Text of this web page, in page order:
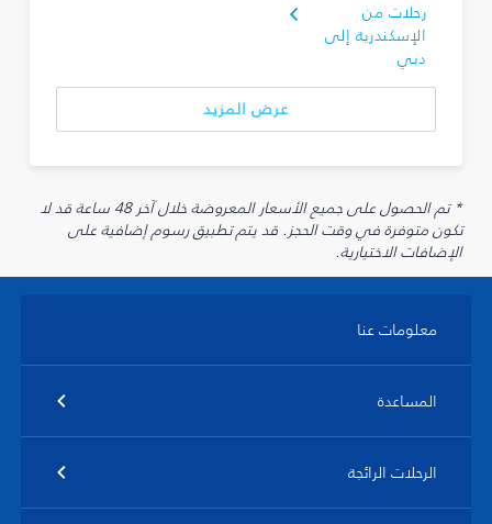
رحلات من
الإسكندرية إلى
دبي
عرض المزيد
* تم الحصول على جميع الأسعار المعروضة خلال آخر 48 ساعة قد لا
تكون متوفرة في وقت الحجز. قد يتم تطبيق رسوم إضافية على
الإضافات الاختيارية.
معلومات عنا
المساعدة
الرحلات الرائجة